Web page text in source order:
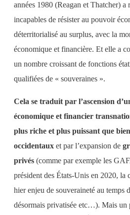
années 1980 (Reagan et Thatcher) a
incapables de résister au pouvoir
déterritorialisé au surplus, avec la
économique et financière. Et elle a
un nombre croissant de fonctions
qualifiées de « souveraines ».
Cela se traduit par l’ascension
économique et financier
plus riche et plus puissant que
occidentaux et par l’expansion de
privés (comme par exemple les
président des États-Unis en 2020, la
hier enjeu de souveraineté au temps
désormais privatisée etc…). Mais un